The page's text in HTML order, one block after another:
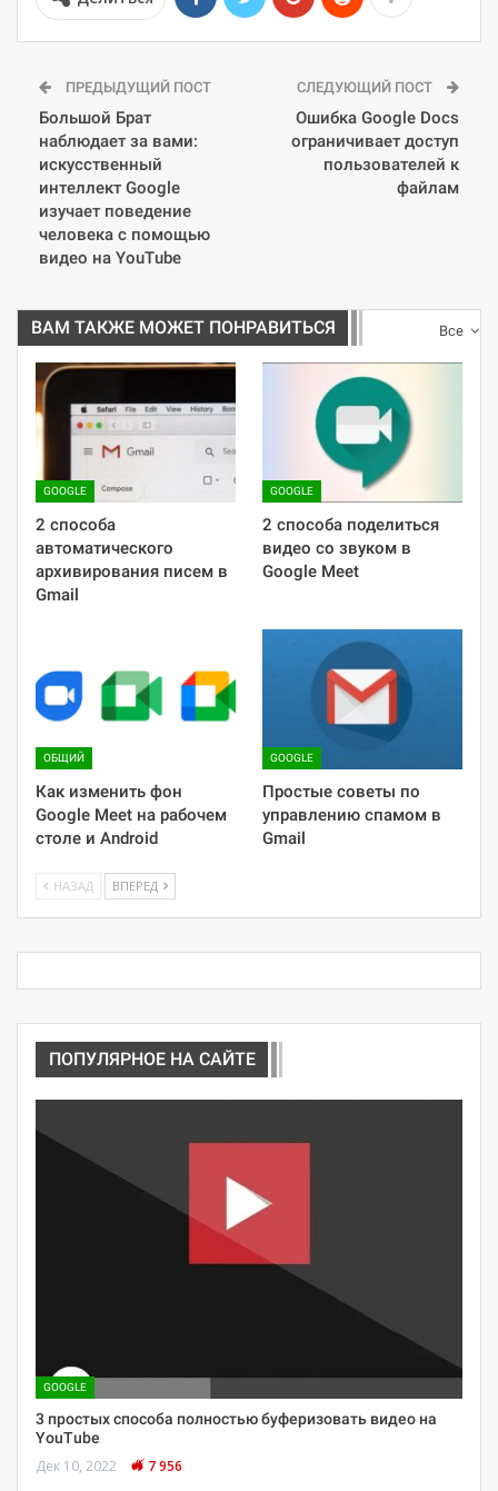
ПРЕДЫДУЩИЙ ПОСТ
Большой Брат
наблюдает за вами:
искусственный
интеллект Google
изучает поведение
человека с помощью
видео на YouTube
СЛЕДУЮЩИЙ ПОСТ
Ошибка Google Docs
ограничивает доступ
пользователей к
файлам
Все
ВАМ ТАКЖЕ МОЖЕТ ПОНРАВИТЬСЯ
GOOGLE
2 способа
автоматического
архивирования писем в
Gmail
GOOGLE
2 способа поделиться
видео со звуком в
Google Meet
ОБЩИЙ
Как изменить фон
Google Meet на рабочем
столе и Android
GOOGLE
Простые советы по
управлению спамом в
Gmail
НАЗАД ВПЕРЕД
ПОПУЛЯРНОЕ НА САЙТЕ
GOOGLE
3 простых способа полностью буферизовать видео на
YouTube
Дек 10, 2022 7 956